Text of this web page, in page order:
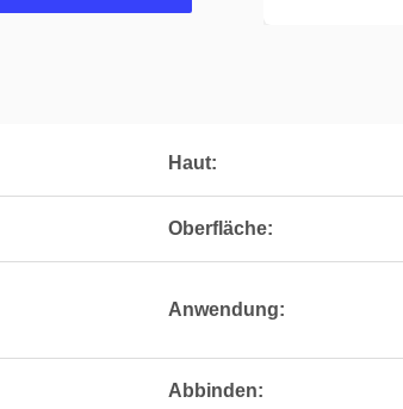
Haut:
Oberfläche:
Anwendung:
Abbinden: